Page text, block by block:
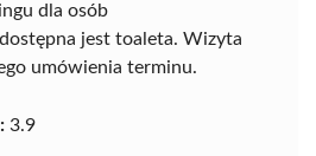
dla osób
jest toaleta. Wizyta
umówienia terminu.
3.9